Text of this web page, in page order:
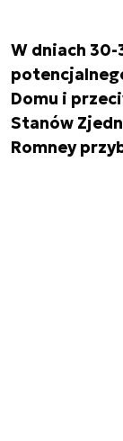
W dniach 30-
Domu i
Stanów
Romney